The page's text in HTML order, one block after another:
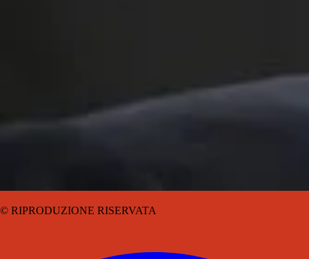
© RIPRODUZIONE RISERVATA